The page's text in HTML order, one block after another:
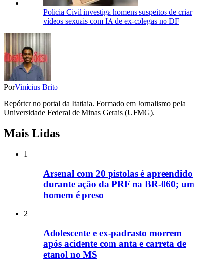
Polícia Civil investiga homens suspeitos de criar
vídeos sexuais com IA de ex-colegas no DF
PorVinícius Brito
Repórter no portal da Itatiaia. Formado em Jornalismo pela
Universidade Federal de Minas Gerais (UFMG).
Mais Lidas
1
Arsenal com 20 pistolas é apreendido
durante ação da PRF na BR-060; um
homem é preso
2
Adolescente e ex-padrasto morrem
após acidente com anta e carreta de
etanol no MS